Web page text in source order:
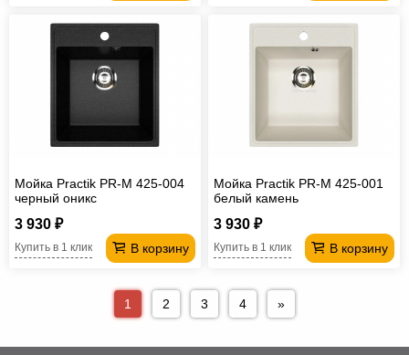
Мойка Practik PR-M 425-004
черный оникс
3 930 ₽
В корзину
Купить в 1 клик
Мойка Practik PR-M 425-001
белый камень
3 930 ₽
В корзину
Купить в 1 клик
1 2 3 4 »